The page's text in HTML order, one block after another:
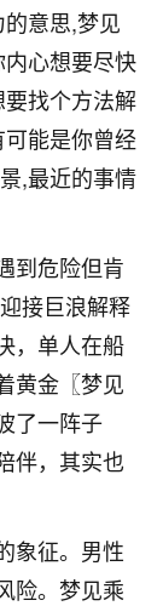
意思,梦见
心想要尽快
找个方法解
能是你曾经
,最近的事情
到危险但肯
接巨浪解释
，单人在船
黄金〖梦见
了一阵子
伴，其实也
象征。男性
险。梦见乘
，最大的感
是命，半点
9
方式的啊？
12
15
超度，她今年